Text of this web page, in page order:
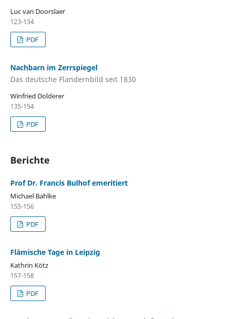
Luc van Doorslaer
123-134
PDF
Nachbarn im Zerrspiegel
Das deutsche Flandernbild seit 1830
Winfried Dolderer
135-154
PDF
Berichte
Prof Dr. Francis Bulhof emeritiert
Michael Bahlke
155-156
PDF
Flämische Tage in Leipzig
Kathrin Kötz
157-158
PDF